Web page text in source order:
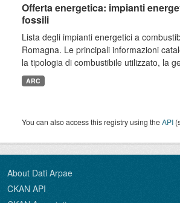
Offerta energetica: impianti
fossili
Lista degli impianti energetici a
Romagna. Le principali informazioni
la tipologia di combustibile utilizzato, la
ARC
You can also access this registry using theAPI
About Dati Arpae
CKAN API